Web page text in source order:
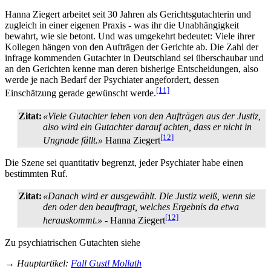
Hanna Ziegert arbeitet seit 30 Jahren als Gerichtsgutachterin und
zugleich in einer eigenen Praxis - was ihr die Unabhängigkeit
bewahrt, wie sie betont. Und was umgekehrt bedeutet: Viele ihrer
Kollegen hängen von den Aufträgen der Gerichte ab. Die Zahl der
infrage kommenden Gutachter in Deutschland sei überschaubar und
an den Gerichten kenne man deren bisherige Entscheidungen, also
werde je nach Bedarf der Psychiater angefordert, dessen
Einschätzung gerade gewünscht werde.[11]
Zitat: «Viele Gutachter leben von den Aufträgen aus der Justiz,
also wird ein Gutachter darauf achten, dass er nicht in
Ungnade fällt.» Hanna Ziegert[12]
Die Szene sei quantitativ begrenzt, jeder Psychiater habe einen
bestimmten Ruf.
Zitat: «Danach wird er ausgewählt. Die Justiz weiß, wenn sie
den oder den beauftragt, welches Ergebnis da etwa
herauskommt.» - Hanna Ziegert[12]
Zu psychiatrischen Gutachten siehe
→ Hauptartikel: Fall Gustl Mollath